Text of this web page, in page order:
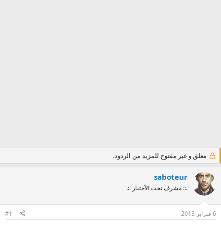
مغلق و غير مفتوح للمزيد من الردود.
saboteur
.:: مشرف تحت الأختبار ::.
6 فبراير 2013 #1